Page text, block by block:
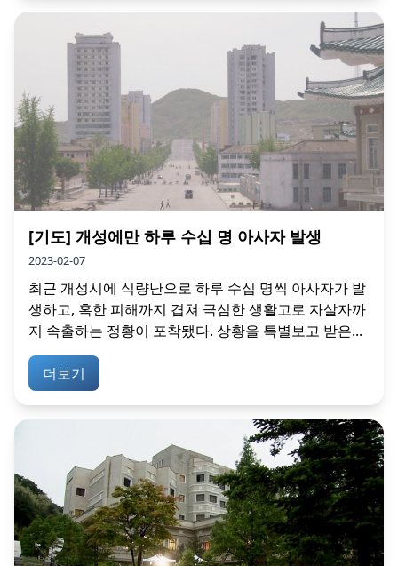
[기도] 개성에만 하루 수십 명 아사자 발생
2023-02-07
최근 개성시에 식량난으로 하루 수십 명씩 아사자가 발
생하고, 혹한 피해까지 겹쳐 극심한 생활고로 자살자까
지 속출하는 정황이 포착됐다. 상황을 특별보고 받은...
더보기